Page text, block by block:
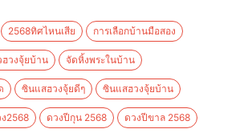
2568ทิศไหนเสีย การเลือกบ้านมือสอง
ฮวงจุ้ยบ้าน จัดหิ้งพระในบ้าน
ซินแสฮวงจุ้ยดีๆ ซินแสฮวงจุ้ยบ้าน
2568 ดวงปีกุน 2568 ดวงปีขาล 2568